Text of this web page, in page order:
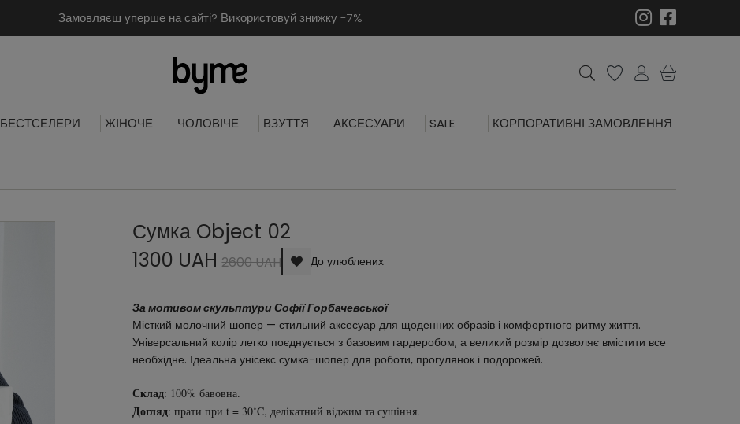
Замовляєш уперше на сайті? Використовуй знижку -7%
БЕСТСЕЛЕРИ ЖІНОЧЕ ЧОЛОВІЧЕ ВЗУТТЯ АКСЕСУАРИ SALE КОРПОРАТИВНІ ЗАМОВЛЕННЯ
Сумка Object 02
1300 UAH 2600 UAH До улюблених
За мотивом скульптури Софії Горбачевської
Місткий молочний шопер — стильний аксесуар для щоденних образів і комфортного ритму життя.
Універсальний колір легко поєднується з базовим гардеробом, а великий розмір дозволяє вмістити все
необхідне. Ідеальна унісекс сумка-шопер для роботи, прогулянок і подорожей.
Склад: 100% бавовна.
Догляд: прати при t = 30˚C, делікатний віджим та сушіння.